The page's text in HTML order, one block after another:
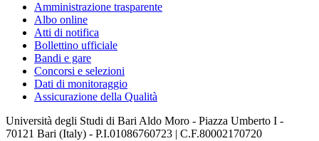
Amministrazione trasparente
Albo online
Atti di notifica
Bollettino ufficiale
Bandi e gare
Concorsi e selezioni
Dati di monitoraggio
Assicurazione della Qualità
Università degli Studi di Bari Aldo Moro - Piazza Umberto I -
70121 Bari (Italy) - P.I.01086760723 | C.F.80002170720